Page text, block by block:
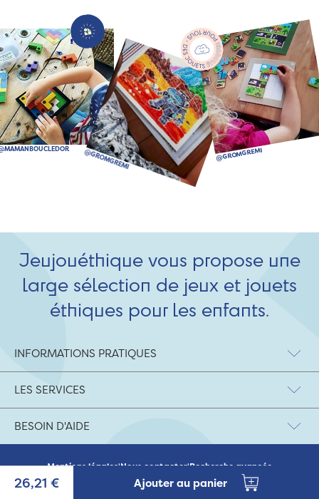
26,21 € Ajouter au panier
Jeujouéthique vous propose une
large sélection de jeux et jouets
éthiques pour les enfants.
INFORMATIONS PRATIQUES
LES SERVICES
BESOIN D'AIDE
Mentions légales|Nous contacter|Recherche avancée
© 2026 Jeujouethique.com - création UX/UI :
Agence Hypersthène